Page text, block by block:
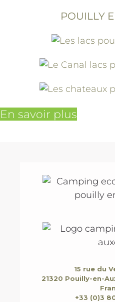
POUILLY
En savoir plus
15 rue du
21320 Pouilly-en-
+33 (0)3